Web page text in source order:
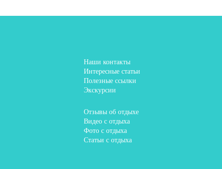
Наши контакты
Интересные статьи
Полезные ссылки
Экскурсии
Отзывы об отдыхе
Видео с отдыха
Фото с отдыха
Статьи с отдыха